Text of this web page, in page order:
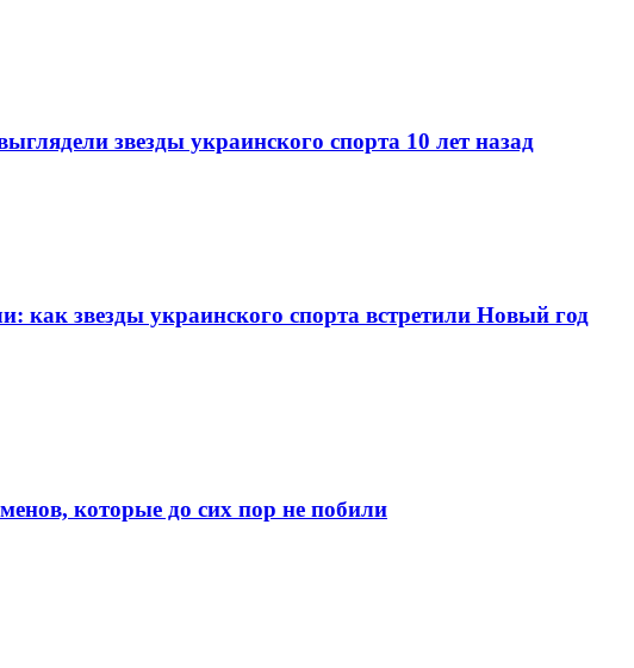
звезды украинского спорта 10 лет назад
как звезды украинского спорта встретили Новый год
которые до сих пор не побили